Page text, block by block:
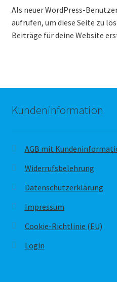
Als neuer WordPress-
aufrufen, um diese Seite zu
Beiträge für deine Website
Kundeninformation
AGB mit
Widerrufsbelehrung
Datenschutzerklärung
Impressum
Cookie-Richtlinie (EU)
Login